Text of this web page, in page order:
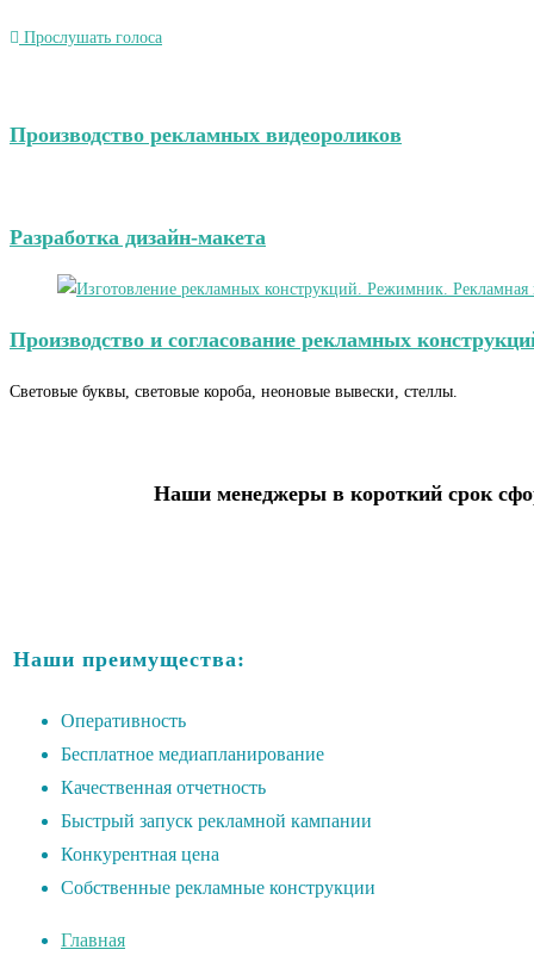
Прослушать голоса
Производство рекламных видеороликов
Разработка дизайн-макета
Производство и согласование рекламных
Световые буквы, световые короба, неоновые вывески, стеллы.
Наши менеджеры в короткий срок
Наши преимущества:
Оперативность
Бесплатное медиапланирование
Качественная отчетность
Быстрый запуск рекламной кампании
Конкурентная цена
Собственные рекламные конструкции
Главная